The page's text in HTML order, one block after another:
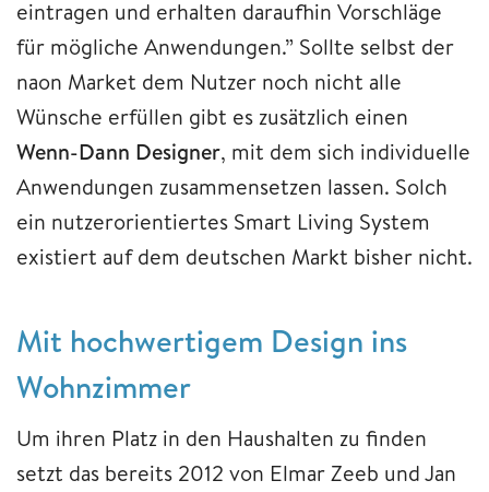
eintragen und erhalten daraufhin Vorschläge
für mögliche Anwendungen.” Sollte selbst der
naon Market dem Nutzer noch nicht alle
Wünsche erfüllen gibt es zusätzlich einen
Wenn-Dann Designer, mit dem sich individuelle
Anwendungen zusammensetzen lassen. Solch
ein nutzerorientiertes Smart Living System
existiert auf dem deutschen Markt bisher nicht.
Mit hochwertigem Design ins
Wohnzimmer
Um ihren Platz in den Haushalten zu finden
setzt das bereits 2012 von Elmar Zeeb und Jan